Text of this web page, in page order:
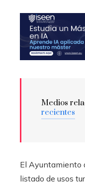
Medios
recientes
El Ayuntamiento
listado de usos